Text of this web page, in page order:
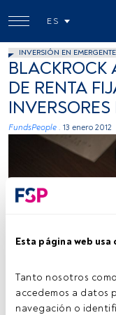
Esta página web usa
Tanto nosotros
accedemos a datos
navegación o
ES
INVERSIÓN EN
BLACKROCK
DE RENTA
FundsPeople . 13 enero 2012
Tiempo lectura: 1 min.